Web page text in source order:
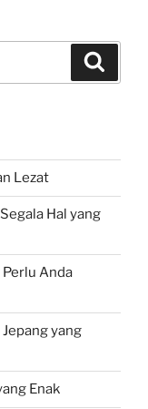
Lezat
Hal yang
Perlu Anda
yang
Enak